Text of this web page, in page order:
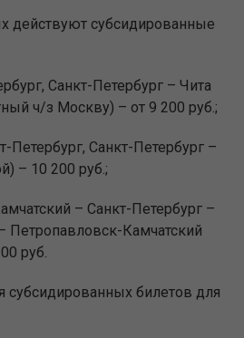
действуют субсидированные
Санкт-Петербург – Чита
ч/з Москву) – от 9 200 руб.;
Петербург, Санкт-Петербург –
– 10 200 руб.;
– Санкт-Петербург –
Петропавловск-Камчатский
руб.
субсидированных билетов для